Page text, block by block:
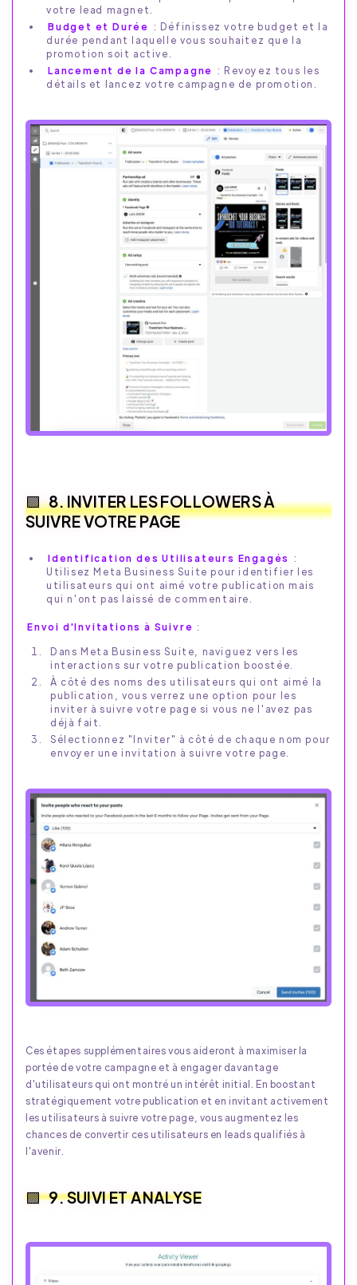
votre lead magnet.
Budget et Durée : Définissez votre budget et la
durée pendant laquelle vous souhaitez que la
promotion soit active.
Lancement de la Campagne : Revoyez tous les
détails et lancez votre campagne de promotion.
8. INVITER LES FOLLOWERS À
SUIVRE VOTRE PAGE
Identification des Utilisateurs Engagés
:
Utilisez Meta Business Suite pour identifier les
utilisateurs qui ont aimé votre publication mais
qui n'ont pas laissé de commentaire.
Envoi d'Invitations à Suivre :
Dans Meta Business Suite, naviguez vers les
interactions sur votre publication boostée.
À côté des noms des utilisateurs qui ont aimé la
publication, vous verrez une option pour les
inviter à suivre votre page si vous ne l'avez pas
déjà fait.
Sélectionnez "Inviter" à côté de chaque nom pour
envoyer une invitation à suivre votre page.
Ces étapes supplémentaires vous aideront à maximiser la
portée de votre campagne et à engager davantage
d'utilisateurs qui ont montré un intérêt initial. En boostant
stratégiquement votre publication et en invitant activement
les utilisateurs à suivre votre page, vous augmentez les
chances de convertir ces utilisateurs en leads qualifiés à
l'avenir.
9. SUIVI ET ANALYSE